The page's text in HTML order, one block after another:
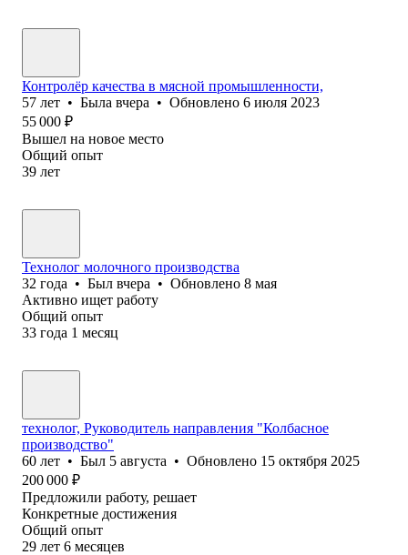
Контролёр качества в мясной промышленности,
57 лет • Была вчера • Обновлено 6 июля 2023
55 000 ₽
Вышел на новое место
Общий опыт
39 лет
Технолог молочного производства
32 года • Был вчера • Обновлено 8 мая
Активно ищет работу
Общий опыт
33 года 1 месяц
технолог, Руководитель направления "Колбасное
производство"
60 лет • Был 5 августа • Обновлено 15 октября 2025
200 000 ₽
Предложили работу, решает
Конкретные достижения
Общий опыт
29 лет 6 месяцев